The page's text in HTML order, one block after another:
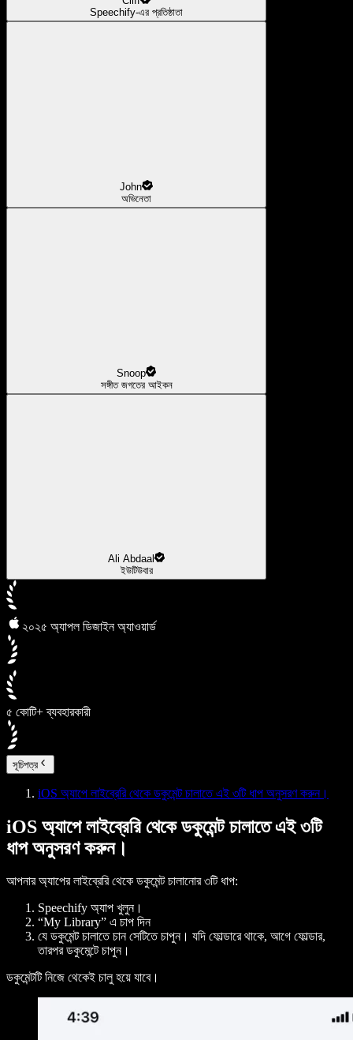
Speechify-এর প্রতিষ্ঠাতা
John
অভিনেতা
Snoop
সঙ্গীত জগতের আইকন
Ali Abdaal
ইউটিউবার
২০২৫ অ্যাপল ডিজাইন অ্যাওয়ার্ড
৫ কোটি+ ব্যবহারকারী
সূচিপত্র
iOS অ্যাপে লাইব্রেরি থেকে ডকুমেন্ট চালাতে এই ৩টি ধাপ অনুসরণ করুন।
iOS অ্যাপে লাইব্রেরি থেকে ডকুমেন্ট চালাতে এই ৩টি
ধাপ অনুসরণ করুন।
আপনার অ্যাপের লাইব্রেরি থেকে ডকুমেন্ট চালানোর ৩টি ধাপ:
Speechify অ্যাপ খুলুন।
“My Library” এ চাপ দিন
যে ডকুমেন্ট চালাতে চান সেটিতে চাপুন। যদি ফোল্ডারে থাকে, আগে ফোল্ডার,
তারপর ডকুমেন্টে চাপুন।
ডকুমেন্টটি নিজে থেকেই চালু হয়ে যাবে।